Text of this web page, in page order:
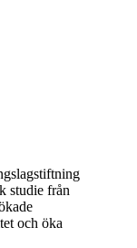
studie från
och öka